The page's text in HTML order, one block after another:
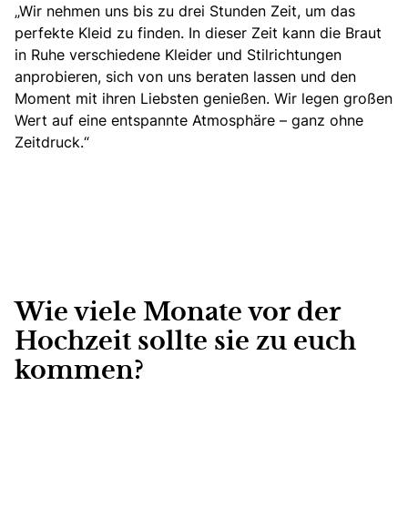
„Wir nehmen uns bis zu drei Stunden Zeit, um das
perfekte Kleid zu finden. In dieser Zeit kann die Braut
in Ruhe verschiedene Kleider und Stilrichtungen
anprobieren, sich von uns beraten lassen und den
Moment mit ihren Liebsten genießen. Wir legen großen
Wert auf eine entspannte Atmosphäre – ganz ohne
Zeitdruck.“
Wie viele Monate vor der
Hochzeit sollte sie zu euch
kommen?